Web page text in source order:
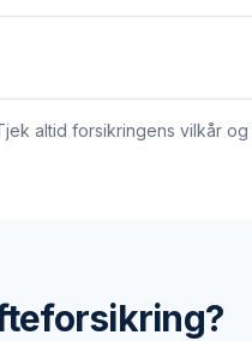
altid forsikringens vilkår
?